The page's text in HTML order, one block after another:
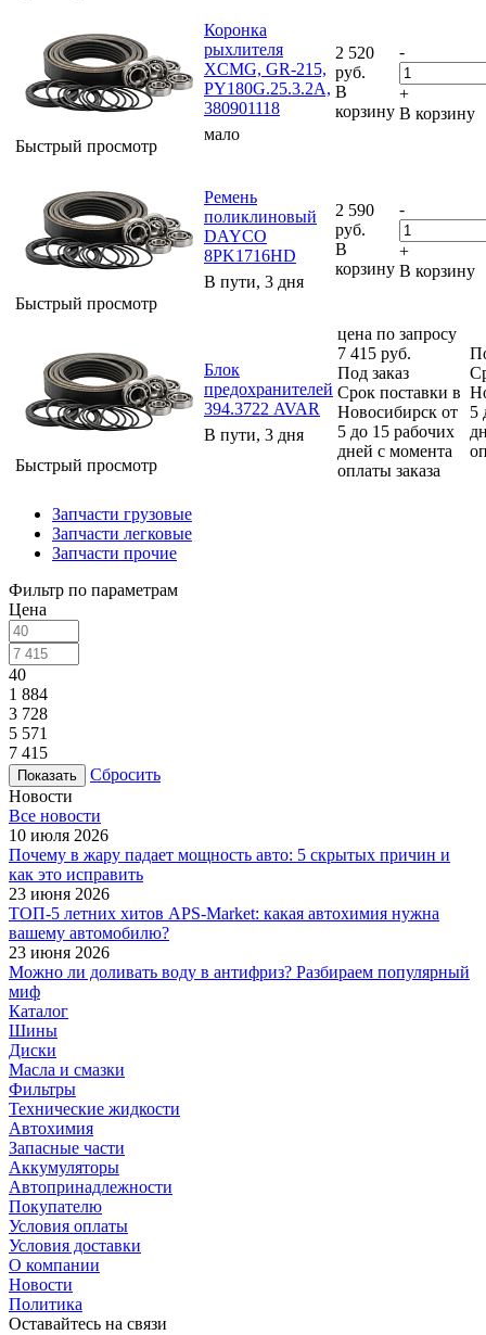
Быстрый просмотр
Коронка
рыхлителя
XCMG, GR-215,
PY180G.25.3.2A,
380901118
мало
2 520
руб.
В
корзину
-
+
В корзину
Быстрый просмотр
Ремень
поликлиновый
DAYCO
8PK1716HD
В пути, 3 дня
2 590
руб.
В
корзину
-
+
В корзину
Быстрый просмотр
Блок
предохранителей
394.3722 AVAR
В пути, 3 дня
цена по запросу
7 415 руб.
Под заказ
Срок поставки в
Новосибирск от
5 до 15 рабочих
дней с момента
оплаты заказа
5
Запчасти грузовые
Запчасти легковые
Запчасти прочие
Фильтр по параметрам
Цена
40
1 884
3 728
5 571
7 415
Сбросить
Новости
Все новости
10 июля 2026
Почему в жару падает мощность авто: 5 скрытых причин и
как это исправить
23 июня 2026
ТОП-5 летних хитов APS-Market: какая автохимия нужна
вашему автомобилю?
23 июня 2026
Можно ли доливать воду в антифриз? Разбираем популярный
миф
Каталог
Шины
Диски
Масла и смазки
Фильтры
Технические жидкости
Автохимия
Запасные части
Аккумуляторы
Автопринадлежности
Покупателю
Условия оплаты
Условия доставки
О компании
Новости
Политика
Оставайтесь на связи